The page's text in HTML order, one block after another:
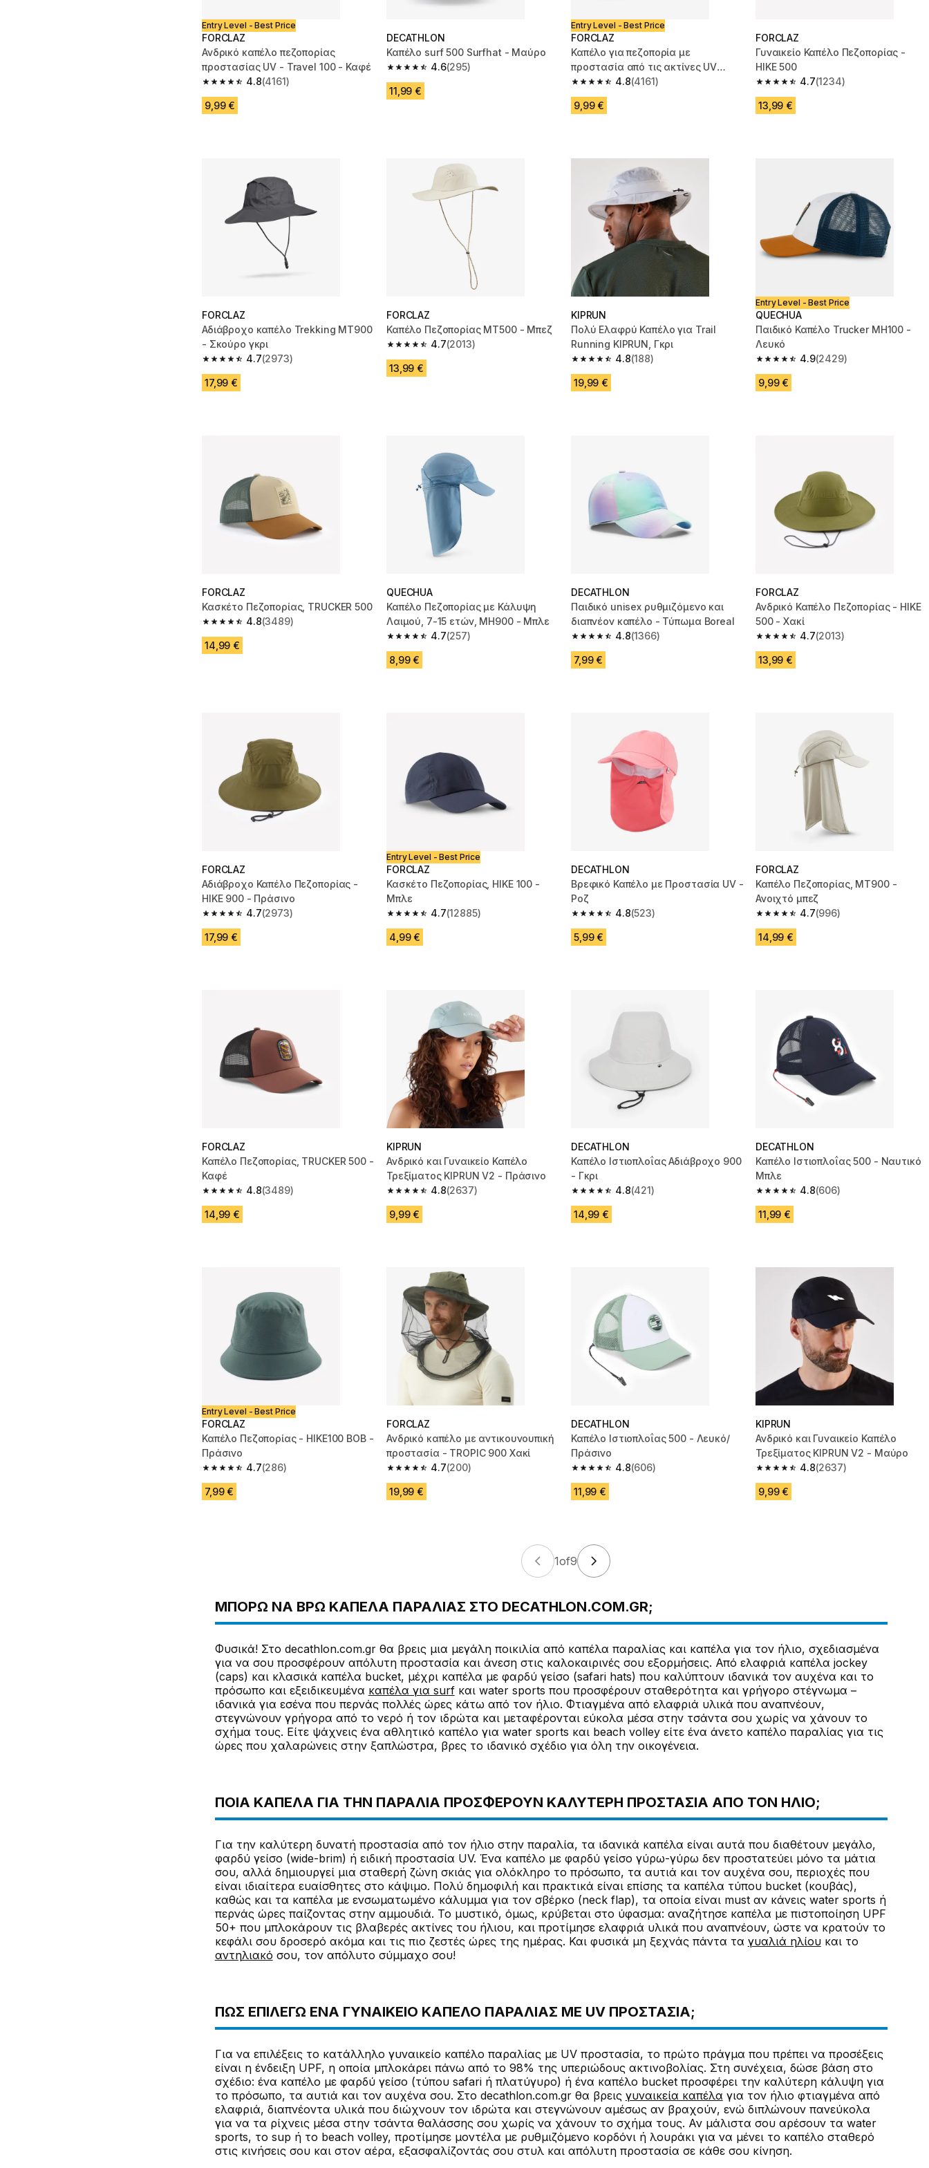
Entry Level - Best Price
FORCLAZ
Ανδρικό καπέλο πεζοπορίας
προστασίας UV - Travel 100 - Καφέ
4.8
4.8 out of 5 stars from 4161 reviews
(4161)
9,99 €
DECATHLON
Καπέλο surf 500 Surfhat - Μαύρο
4.6
4.6 out of 5 stars from 295 reviews
(295)
11,99 €
Entry Level - Best Price
FORCLAZ
Καπέλο για πεζοπορία με
προστασία από τις ακτίνες UV
Travel 100 - Μπλε
4.8
4.8 out of 5 stars from 4161 reviews
(4161)
9,99 €
FORCLAZ
Γυναικείο Καπέλο Πεζοπορίας -
HIKE 500
4.7
4.7 out of 5 stars from 1234 reviews
(1234)
13,99 €
FORCLAZ
Αδιάβροχο καπέλο Trekking MT900
- Σκούρο γκρι
4.7
4.7 out of 5 stars from 2973 reviews
(2973)
17,99 €
FORCLAZ
Καπέλο Πεζοπορίας MT500 - Μπεζ
4.7
4.7 out of 5 stars from 2013 reviews
(2013)
13,99 €
KIPRUN
Πολύ Ελαφρύ Καπέλο για Trail
Running KIPRUN, Γκρι
4.8
4.8 out of 5 stars from 188 reviews
(188)
19,99 €
Entry Level - Best Price
QUECHUA
Παιδικό Καπέλο Trucker MH100 -
Λευκό
4.9
4.9 out of 5 stars from 2429 reviews
(2429)
9,99 €
FORCLAZ
Κασκέτο Πεζοπορίας, TRUCKER 500
4.8
4.8 out of 5 stars from 3489 reviews
(3489)
14,99 €
QUECHUA
Καπέλο Πεζοπορίας με Κάλυψη
Λαιμού, 7-15 ετών, MH900 - Μπλε
4.7
4.7 out of 5 stars from 257 reviews
(257)
8,99 €
DECATHLON
Παιδικό unisex ρυθμιζόμενο και
διαπνέον καπέλο - Τύπωμα Boreal
4.8
4.8 out of 5 stars from 1366 reviews
(1366)
7,99 €
FORCLAZ
Ανδρικό Καπέλο Πεζοπορίας - HIKE
500 - Χακί
4.7
4.7 out of 5 stars from 2013 reviews
(2013)
13,99 €
FORCLAZ
Αδιάβροχο Καπέλο Πεζοπορίας -
HIKE 900 - Πράσινο
4.7
4.7 out of 5 stars from 2973 reviews
(2973)
17,99 €
Entry Level - Best Price
FORCLAZ
Κασκέτο Πεζοπορίας, HIKE 100 -
Μπλε
4.7
4.7 out of 5 stars from 12885 reviews
(12885)
4,99 €
DECATHLON
Βρεφικό Καπέλο με Προστασία UV -
Ροζ
4.8
4.8 out of 5 stars from 523 reviews
(523)
5,99 €
FORCLAZ
Καπέλο Πεζοπορίας, MT900 -
Ανοιχτό μπεζ
4.7
4.7 out of 5 stars from 996 reviews
(996)
14,99 €
FORCLAZ
Καπέλο Πεζοπορίας, TRUCKER 500 -
Καφέ
4.8
4.8 out of 5 stars from 3489 reviews
(3489)
14,99 €
KIPRUN
Ανδρικό και Γυναικείο Καπέλο
Τρεξίματος KIPRUN V2 - Πράσινο
4.8
4.8 out of 5 stars from 2637 reviews
(2637)
9,99 €
DECATHLON
Καπέλο Ιστιοπλοΐας Αδιάβροχο 900
- Γκρι
4.8
4.8 out of 5 stars from 421 reviews
(421)
14,99 €
DECATHLON
Καπέλο Ιστιοπλοΐας 500 - Ναυτικό
Μπλε
4.8
4.8 out of 5 stars from 606 reviews
(606)
11,99 €
Entry Level - Best Price
FORCLAZ
Καπέλο Πεζοπορίας - HIKE100 BOB -
Πράσινο
4.7
4.7 out of 5 stars from 286 reviews
(286)
7,99 €
FORCLAZ
Ανδρικό καπέλο με αντικουνουπική
προστασία - TROPIC 900 Χακί
4.7
4.7 out of 5 stars from 200 reviews
(200)
19,99 €
DECATHLON
Καπέλο Ιστιοπλοΐας 500 - Λευκό/
Πράσινο
4.8
4.8 out of 5 stars from 606 reviews
(606)
11,99 €
KIPRUN
Ανδρικό και Γυναικείο Καπέλο
Τρεξίματος KIPRUN V2 - Μαύρο
4.8
4.8 out of 5 stars from 2637 reviews
(2637)
9,99 €
1of9
ΜΠΟΡΏ ΝΑ ΒΡΩ ΚΑΠΈΛΑ ΠΑΡΑΛΊΑΣ ΣΤΟ DECATHLON.COM.GR;
Φυσικά! Στο decathlon.com.gr θα βρεις μια μεγάλη ποικιλία από καπέλα παραλίας και καπέλα για τον ήλιο, σχεδιασμένα
για να σου προσφέρουν απόλυτη προστασία και άνεση στις καλοκαιρινές σου εξορμήσεις. Από ελαφριά καπέλα jockey
(caps) και κλασικά καπέλα bucket, μέχρι καπέλα με φαρδύ γείσο (safari hats) που καλύπτουν ιδανικά τον αυχένα και το
πρόσωπο και εξειδικευμένα καπέλα για surfκαι water sports που προσφέρουν σταθερότητα και γρήγορο στέγνωμα –
ιδανικά για εσένα που περνάς πολλές ώρες κάτω από τον ήλιο. Φτιαγμένα από ελαφριά υλικά που αναπνέουν,
στεγνώνουν γρήγορα από το νερό ή τον ιδρώτα και μεταφέρονται εύκολα μέσα στην τσάντα σου χωρίς να χάνουν το
σχήμα τους. Είτε ψάχνεις ένα αθλητικό καπέλο για water sports και beach volley είτε ένα άνετο καπέλο παραλίας για τις
ώρες που χαλαρώνεις στην ξαπλώστρα, βρες το ιδανικό σχέδιο για όλη την οικογένεια.
ΠΟΙΑ ΚΑΠΈΛΑ ΓΙΑ ΤΗΝ ΠΑΡΑΛΊΑ ΠΡΟΣΦΈΡΟΥΝ ΚΑΛΎΤΕΡΗ ΠΡΟΣΤΑΣΊΑ ΑΠΌ ΤΟΝ ΉΛΙΟ;
Για την καλύτερη δυνατή προστασία από τον ήλιο στην παραλία, τα ιδανικά καπέλα είναι αυτά που διαθέτουν μεγάλο,
φαρδύ γείσο (wide-brim) ή ειδική προστασία UV. Ένα καπέλο με φαρδύ γείσο γύρω-γύρω δεν προστατεύει μόνο τα μάτια
σου, αλλά δημιουργεί μια σταθερή ζώνη σκιάς για ολόκληρο το πρόσωπο, τα αυτιά και τον αυχένα σου, περιοχές που
είναι ιδιαίτερα ευαίσθητες στο κάψιμο. Πολύ δημοφιλή και πρακτικά είναι επίσης τα καπέλα τύπου bucket (κουβάς),
καθώς και τα καπέλα με ενσωματωμένο κάλυμμα για τον σβέρκο (neck flap), τα οποία είναι must αν κάνεις water sports ή
περνάς ώρες παίζοντας στην αμμουδιά. Το μυστικό, όμως, κρύβεται στο ύφασμα: αναζήτησε καπέλα με πιστοποίηση UPF
50+ που μπλοκάρουν τις βλαβερές ακτίνες του ήλιου, και προτίμησε ελαφριά υλικά που αναπνέουν, ώστε να κρατούν το
κεφάλι σου δροσερό ακόμα και τις πιο ζεστές ώρες της ημέρας. Και φυσικά μη ξεχνάς πάντα τα γυαλιά ηλίουκαι το
αντηλιακό σου, τον απόλυτο σύμμαχο σου!
ΠΏΣ ΕΠΙΛΈΓΩ ΈΝΑ ΓΥΝΑΙΚΕΊΟ ΚΑΠΈΛΟ ΠΑΡΑΛΊΑΣ ΜΕ UV ΠΡΟΣΤΑΣΊΑ;
Για να επιλέξεις το κατάλληλο γυναικείο καπέλο παραλίας με UV προστασία, το πρώτο πράγμα που πρέπει να προσέξεις
είναι η ένδειξη UPF, η οποία μπλοκάρει πάνω από το 98% της υπεριώδους ακτινοβολίας. Στη συνέχεια, δώσε βάση στο
σχέδιο: ένα καπέλο με φαρδύ γείσο (τύπου safari ή πλατύγυρο) ή ένα καπέλο bucket προσφέρει την καλύτερη κάλυψη για
το πρόσωπο, τα αυτιά και τον αυχένα σου. Στο decathlon.com.gr θα βρεις γυναικεία καπέλα για τον ήλιο φτιαγμένα από
ελαφριά, διαπνέοντα υλικά που διώχνουν τον ιδρώτα και στεγνώνουν αμέσως αν βραχούν, ενώ διπλώνουν πανεύκολα
για να τα ρίχνεις μέσα στην τσάντα θαλάσσης σου χωρίς να χάνουν το σχήμα τους. Αν μάλιστα σου αρέσουν τα water
sports, το sup ή το beach volley, προτίμησε μοντέλα με ρυθμιζόμενο κορδόνι ή λουράκι για να μένει το καπέλο σταθερό
στις κινήσεις σου και στον αέρα, εξασφαλίζοντάς σου στυλ και απόλυτη προστασία σε κάθε σου κίνηση.